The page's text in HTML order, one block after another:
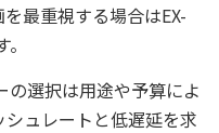
最重視する場合はEX-
の選択は用途や予算によ
ュレートと低遅延を求